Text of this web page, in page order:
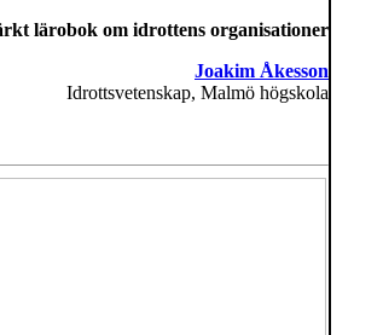
lärobok om idrottens organisationer
Joakim Åkesson
Idrottsvetenskap, Malmö högskola